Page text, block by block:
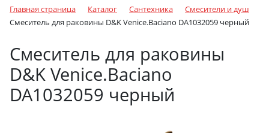
Главная страница Каталог Сантехника
Смесители и душ
Смеситель для раковины D&K Venice.Baciano DA1032059 черный
Смеситель для раковины
D&K Venice.Baciano
DA1032059 черный